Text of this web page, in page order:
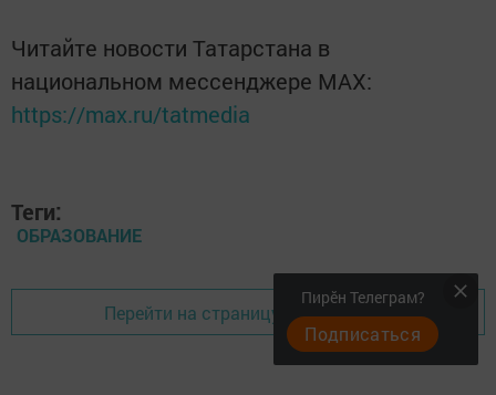
Читайте новости Татарстана в
национальном мессенджере MАХ:
https://max.ru/tatmedia
Теги:
ОБРАЗОВАНИЕ
Перейти на страницу новости
Пирӗн Телеграм?
Подписаться